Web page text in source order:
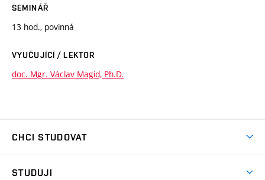
SEMINÁŘ
13 hod., povinná
VYUČUJÍCÍ / LEKTOR
doc. Mgr. Václav Magid, Ph.D.
CHCI STUDOVAT
STUDUJI